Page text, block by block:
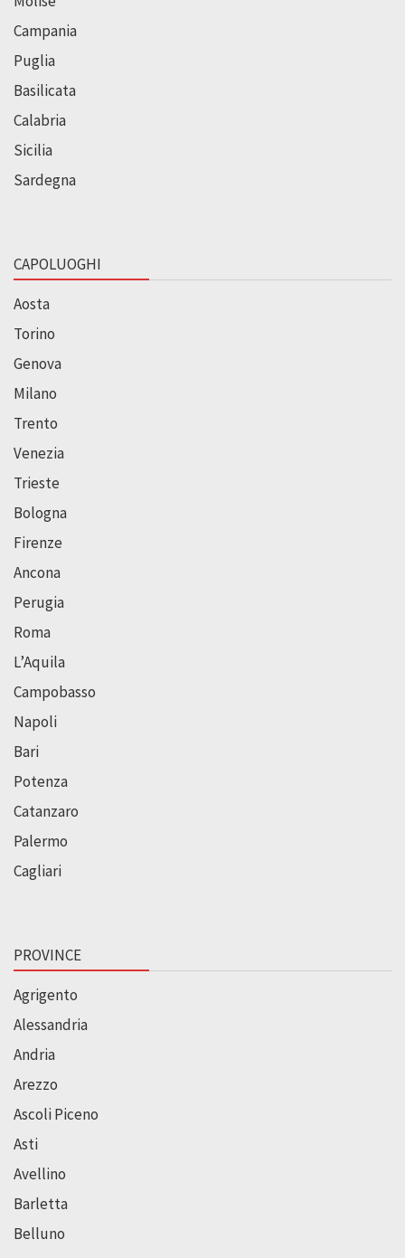
Campania
Puglia
Basilicata
Calabria
Sicilia
Sardegna
CAPOLUOGHI
Aosta
Torino
Genova
Milano
Trento
Venezia
Trieste
Bologna
Firenze
Ancona
Perugia
Roma
L’Aquila
Campobasso
Napoli
Bari
Potenza
Catanzaro
Palermo
Cagliari
PROVINCE
Agrigento
Alessandria
Andria
Arezzo
Ascoli Piceno
Asti
Avellino
Barletta
Belluno